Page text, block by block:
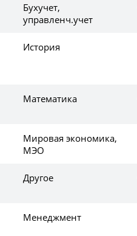
Бухучет,
управленч.учет
История
Математика
Мировая экономика,
МЭО
Другое
Менеджмент